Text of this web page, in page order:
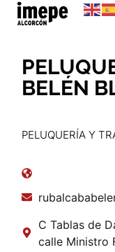
BELÉN
PELUQUERÍA Y
C Tablas de
calle Ministro